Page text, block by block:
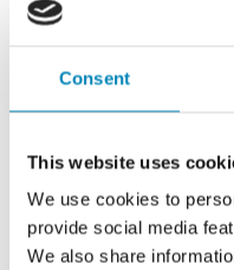
Consent
This website uses
We use cookies to
provide social media
We also share
Leveringstid 2-5 hverdage